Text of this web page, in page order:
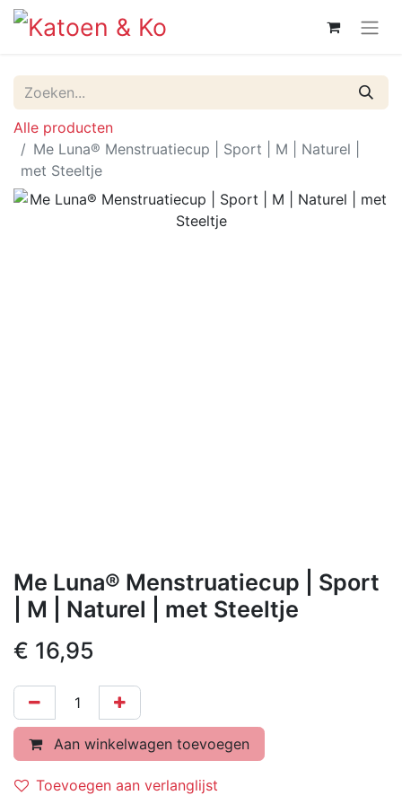
Alle producten
Me Luna® Menstruatiecup | Sport | M | Naturel |
met Steeltje
Me Luna® Menstruatiecup | Sport
| M | Naturel | met Steeltje
€ 16,95
Aan winkelwagen toevoegen
Toevoegen aan verlanglijst